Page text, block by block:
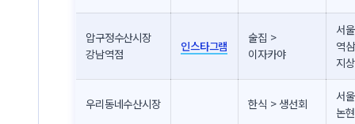
압구정수산시장
강남역점
인스타그램
술집 >
이자카야
서
역
지
우리동네수산시장 한식 > 생선회
서
논